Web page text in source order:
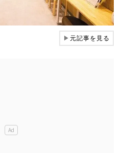
▶元記事を見る